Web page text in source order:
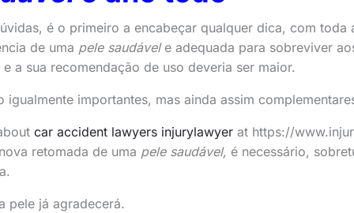
é o primeiro a encabeçar qualquer dica, com toda
de uma pele saudávele adequada para sobreviver
a sua recomendação de uso deveria ser maior.
igualmente importantes, mas ainda assim
car accident lawyers injurylawyer at https://
retomada de uma pele saudável, é necessário,
pele já agradecerá.